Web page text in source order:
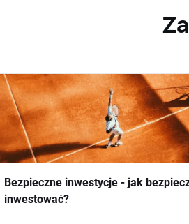
Bezpieczne inwestycje - jak
inwestować?